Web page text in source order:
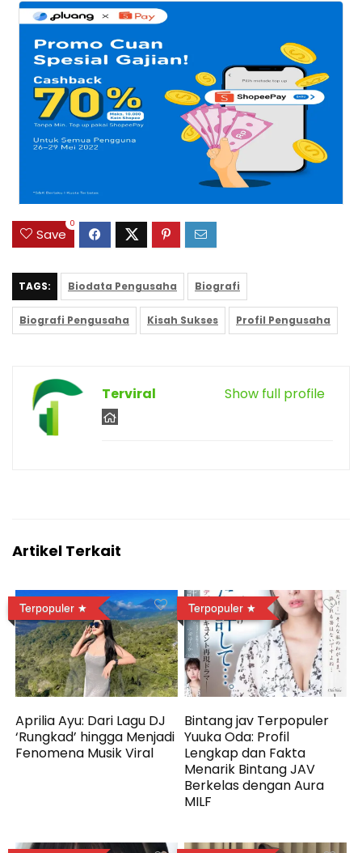
Save
0
TAGS: Biodata Pengusaha Biografi
Biografi Pengusaha Kisah Sukses Profil Pengusaha
Show full profile
Terviral
Artikel Terkait
Terpopuler
Aprilia Ayu: Dari Lagu DJ
‘Rungkad’ hingga Menjadi
Fenomena Musik Viral
Terpopuler
Bintang jav Terpopuler
Yuuka Oda: Profil
Lengkap dan Fakta
Menarik Bintang JAV
Berkelas dengan Aura
MILF